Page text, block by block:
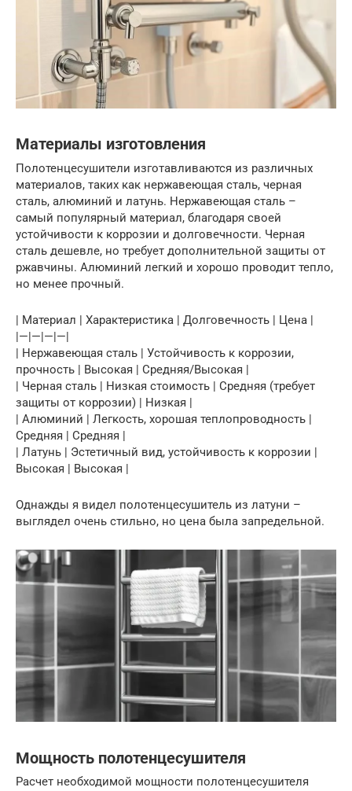
Материалы изготовления
Полотенцесушители изготавливаются из различных
материалов, таких как нержавеющая сталь, черная
сталь, алюминий и латунь. Нержавеющая сталь –
самый популярный материал, благодаря своей
устойчивости к коррозии и долговечности. Черная
сталь дешевле, но требует дополнительной защиты от
ржавчины. Алюминий легкий и хорошо проводит тепло,
но менее прочный.
| Материал | Характеристика | Долговечность | Цена |
|—|—|—|—|
| Нержавеющая сталь | Устойчивость к коррозии,
прочность | Высокая | Средняя/Высокая |
| Черная сталь | Низкая стоимость | Средняя (требует
защиты от коррозии) | Низкая |
| Алюминий | Легкость, хорошая теплопроводность |
Средняя | Средняя |
| Латунь | Эстетичный вид, устойчивость к коррозии |
Высокая | Высокая |
Однажды я видел полотенцесушитель из латуни –
выглядел очень стильно, но цена была запредельной.
Мощность полотенцесушителя
Расчет необходимой мощности полотенцесушителя